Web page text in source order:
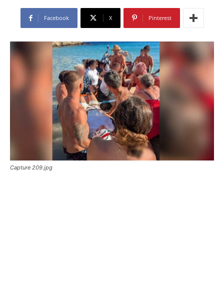
Facebook X Pinterest
Capture 209.jpg